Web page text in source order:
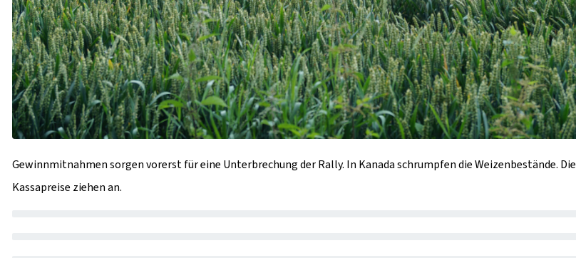
Gewinnmitnahmen sorgen vorerst für eine Unterbrechung der Rally. In Kanada schrumpfen die Weizenbestände. Die
Kassapreise ziehen an.